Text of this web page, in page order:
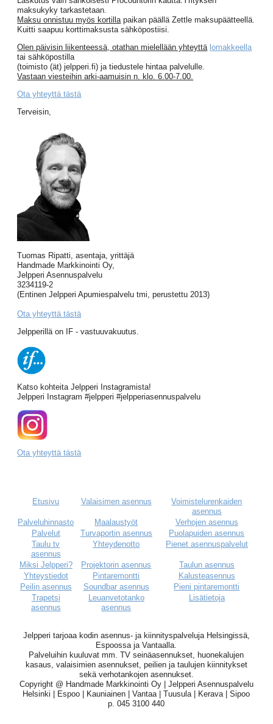
maksukyky tarkastetaan.
Maksu onnistuu myös kortillapaikan päällä Zettle maksupäätteellä.
Kuitti saapuu korttimaksusta sähköpostiisi.
Olen päivisin liikenteessä, otathan mielellään yhteyttä lomakkeella
tai sähköpostilla
(toimisto (ät) jelpperi.fi) ja tiedustele hintaa palvelulle.
Vastaan viesteihin arki-aamuisin n. klo. 6.00-7.00.
Ota yhteyttä tästä
Terveisin,
Tuomas Ripatti, asentaja, yrittäjä
Handmade Markkinointi Oy,
Jelpperi Asennuspalvelu
3234119-2
(Entinen Jelpperi Apumiespalvelu tmi, perustettu 2013)
Ota yhteyttä tästä
Jelpperillä on IF - vastuuvakuutus.
Katso kohteita Jelpperi Instagramista!
Jelpperi Instagram #jelpperi #jelpperiasennuspalvelu
Ota yhteyttä tästä
Etusivu Valaisimen asennus
Voimistelurenkaiden
asennus
Palveluhinnasto
Maalaustyöt
Verhojen asennus
Palvelut
Turvaportin asennus
Puolapuiden asennus
Taulu tv
asennus
Yhteydenotto Pienet asennuspalvelut
Miksi Jelpperi? Projektorin asennus
Taulun asennus
Yhteystiedot
Pintaremontti
Kalusteasennus
Peilin asennus
Soundbar asennus
Pieni pintaremontti
Trapetsi
asennus
Leuanvetotanko
asennus
Lisätietoja
Jelpperi tarjoaa kodin asennus- ja kiinnityspalveluja Helsingissä,
Espoossa ja Vantaalla.
Palveluihin kuuluvat mm. TV seinäasennukset, huonekalujen
kasaus, valaisimien asennukset, peilien ja taulujen kiinnitykset
sekä verhotankojen asennukset.
Copyright @ Handmade Markkinointi Oy | Jelpperi Asennuspalvelu
Helsinki | Espoo | Kauniainen | Vantaa | Tuusula | Kerava | Sipoo
p. 045 3100 440